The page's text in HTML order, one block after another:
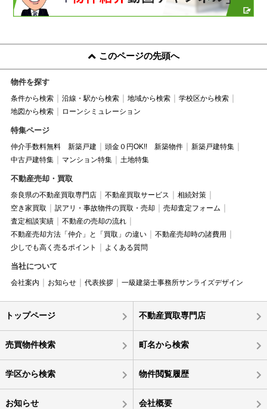
このページの先頭へ
物件を探す
条件から検索 沿線・駅から検索 地域から検索
学校区から検索
地図から検索
ローンシミュレーション
特集ページ
仲介手数料無料 新築戸建 頭金０円OK!! 新築物件
新築戸建特集
中古戸建特集
マンション特集 土地特集
不動産売却・買取
奈良県の不動産買取専門店 不動産買取サービス
相続対策
空き家買取
訳アリ・事故物件の買取・売却
売却査定フォーム
査定相談実績
不動産の売却の流れ
不動産売却方法「仲介」と「買取」の違い
不動産売却時の諸費用
少しでも高く売るポイント
よくある質問
当社について
会社案内 お知らせ 代表挨拶 一級建築士事務所サンライズデザイン
トップページ 不動産買取専門店
売買物件検索 町名から検索
学区から検索 物件閲覧履歴
お知らせ 会社概要